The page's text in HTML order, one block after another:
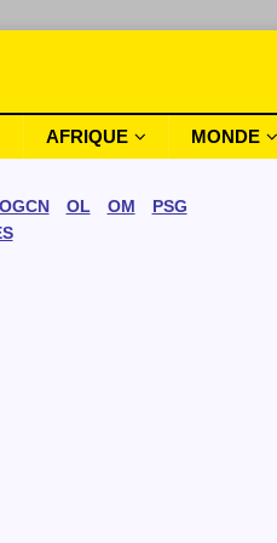
AFRIQUE MONDE
OGCN OL OM
PSG